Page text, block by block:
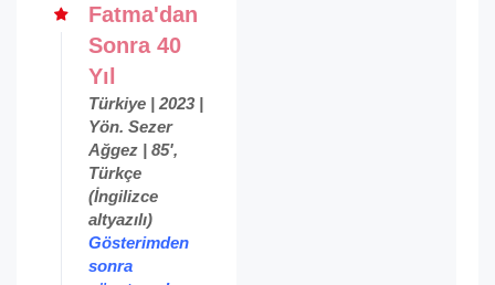
Fatma'dan
Sonra 40
Yıl
Türkiye | 2023 |
Yön. Sezer
Ağgez | 85',
Türkçe
(İngilizce
altyazılı)
Gösterimden
sonra